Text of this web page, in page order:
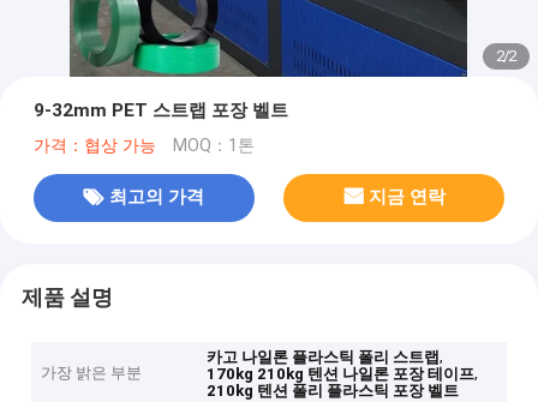
2/2
9-32mm PET 스트랩 포장 벨트
가격：협상 가능 MOQ：1톤
최고의 가격 지금 연락
제품 설명
가장 밝은 부분
카고 나일론 플라스틱 폴리 스트랩,
170kg 210kg 텐션 나일론 포장 테이프,
210kg 텐션 폴리 플라스틱 포장 벨트